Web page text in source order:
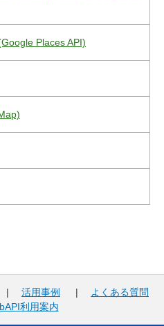
Places API)
| 活用事例 |
よくある質問
利用案内